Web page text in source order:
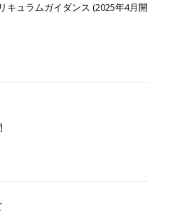
キュラムガイダンス (2025年4月開